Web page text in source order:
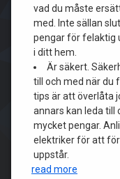
vad du måste
med. Inte sällan
pengar för felaktig
i ditt hem.
Är säkert.
till och med när du
tips är att överlåta
annars kan leda till
mycket pengar.
elektriker för att
uppstår.
read more